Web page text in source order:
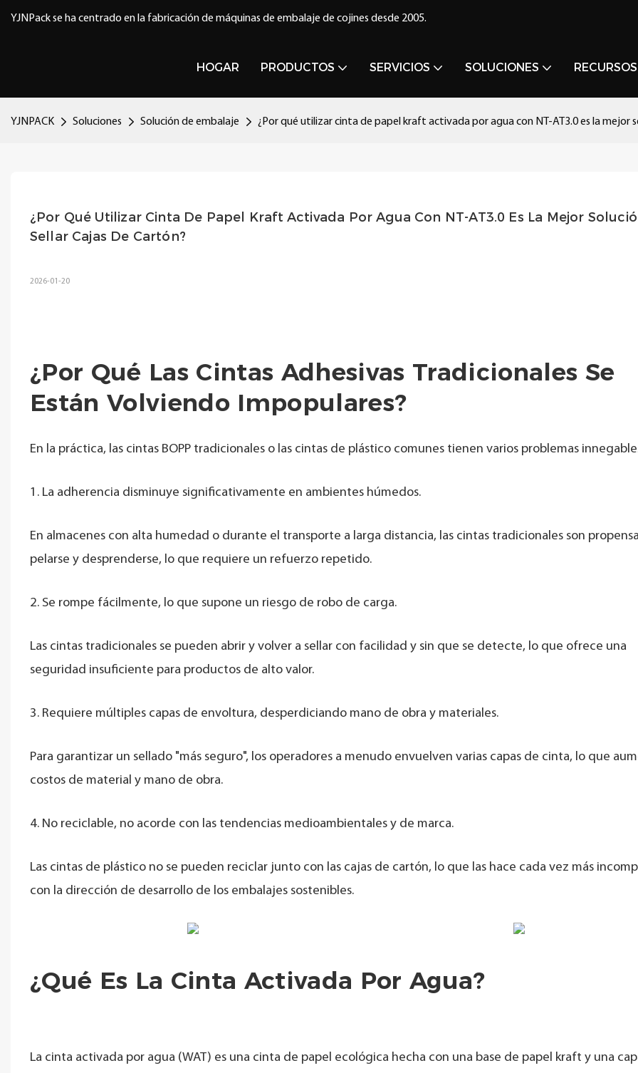
YJNPack se ha centrado en la fabricación de máquinas de embalaje de cojines desde 2005.
HOGAR PRODUCTOS SERVICIOS SOLUCIONES RECURSOS
YJNPACK Soluciones Solución de embalaje ¿Por qué utilizar cinta de papel kraft activada por agua con NT-AT3.0 es la mejor
¿Por Qué Utilizar Cinta De Papel Kraft Activada Por Agua Con NT-AT3.0 Es La Mejor
Sellar Cajas De Cartón?
2026-01-20
¿Por Qué Las Cintas Adhesivas Tradicionales Se
Están Volviendo Impopulares?
En la práctica, las cintas BOPP tradicionales o las cintas de plástico comunes tienen varios problemas
1. La adherencia disminuye significativamente en ambientes húmedos.
En almacenes con alta humedad o durante el transporte a larga distancia, las cintas tradicionales son
pelarse y desprenderse, lo que requiere un refuerzo repetido.
2. Se rompe fácilmente, lo que supone un riesgo de robo de carga.
Las cintas tradicionales se pueden abrir y volver a sellar con facilidad y sin que se detecte, lo que ofrece una
seguridad insuficiente para productos de alto valor.
3. Requiere múltiples capas de envoltura, desperdiciando mano de obra y materiales.
Para garantizar un sellado "más seguro", los operadores a menudo envuelven varias capas de cinta, lo que
costos de material y mano de obra.
4. No reciclable, no acorde con las tendencias medioambientales y de marca.
Las cintas de plástico no se pueden reciclar junto con las cajas de cartón, lo que las hace cada vez más
con la dirección de desarrollo de los embalajes sostenibles.
¿Qué Es La Cinta Activada Por Agua?
La cinta activada por agua (WAT) es una cinta de papel ecológica hecha con una base de papel kraft y una